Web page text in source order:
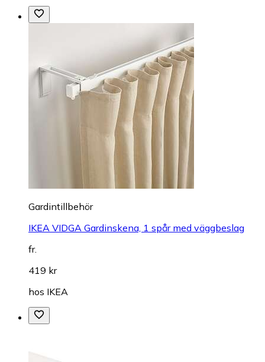
Gardintillbehör
IKEA VIDGA Gardinskena, 1 spår med väggbeslag
fr.
419 kr
hos IKEA